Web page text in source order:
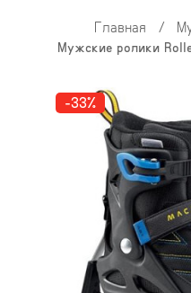
Главная /
Мужские ролики
-33%